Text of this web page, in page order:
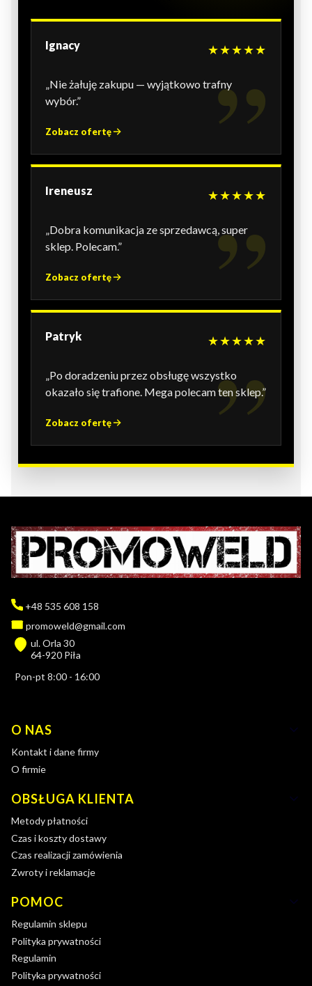
Ignacy ★★★★★
„Nie żałuję zakupu — wyjątkowo trafny
wybór.”
Zobacz ofertę
Ireneusz ★★★★★
„Dobra komunikacja ze sprzedawcą, super
sklep. Polecam.”
Zobacz ofertę
Patryk ★★★★★
„Po doradzeniu przez obsługę wszystko
okazało się trafione. Mega polecam ten sklep.”
Zobacz ofertę
+48 535 608 158
promoweld@gmail.com
ul. Orla 30
64-920 Piła
Pon-pt 8:00 - 16:00
Linki w stopce
O NAS
Kontakt i dane firmy
O firmie
OBSŁUGA KLIENTA
Metody płatności
Czas i koszty dostawy
Czas realizacji zamówienia
Zwroty i reklamacje
POMOC
Regulamin sklepu
Polityka prywatności
Regulamin
Polityka prywatności